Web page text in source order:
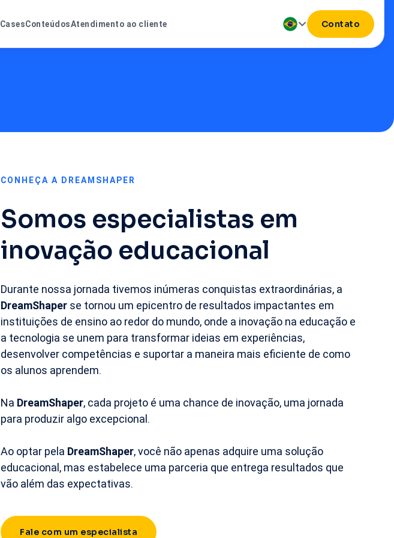
CasesConteúdosAtendimento ao cliente Contato
CONHEÇA A DREAMSHAPER
Somos especialistas em
inovação educacional
Durante nossa jornada tivemos inúmeras conquistas extraordinárias, a
DreamShaper se tornou um epicentro de resultados impactantes em
instituições de ensino ao redor do mundo, onde a inovação na educação e
a tecnologia se unem para transformar ideias em experiências,
desenvolver competências e suportar a maneira mais eficiente de como
os alunos aprendem.
Na DreamShaper, cada projeto é uma chance de inovação, uma jornada
para produzir algo excepcional.
Ao optar pela DreamShaper, você não apenas adquire uma solução
educacional, mas estabelece uma parceria que entrega resultados que
vão além das expectativas.
Fale com um especialista